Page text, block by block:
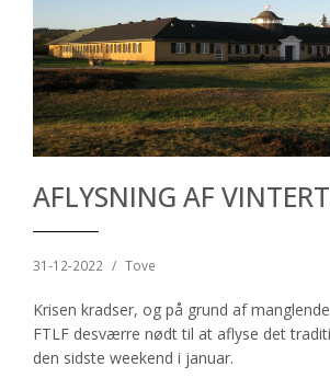
AFLYSNING AF
31-12-2022 / Tove
Krisen kradser, og på grund af
FTLF desværre nødt til at aflyse det
den sidste weekend i januar.